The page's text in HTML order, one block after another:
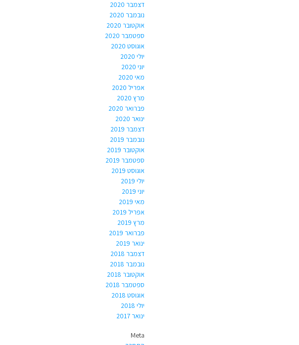
דצמבר 2020
נובמבר 2020
אוקטובר 2020
ספטמבר 2020
אוגוסט 2020
יולי 2020
יוני 2020
מאי 2020
אפריל 2020
מרץ 2020
פברואר 2020
ינואר 2020
דצמבר 2019
נובמבר 2019
אוקטובר 2019
ספטמבר 2019
אוגוסט 2019
יולי 2019
יוני 2019
מאי 2019
אפריל 2019
מרץ 2019
פברואר 2019
ינואר 2019
דצמבר 2018
נובמבר 2018
אוקטובר 2018
ספטמבר 2018
אוגוסט 2018
יולי 2018
ינואר 2017
Meta